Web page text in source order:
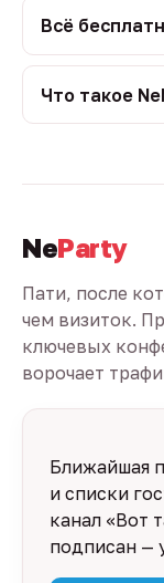
Всё
Что такое
NeParty
Пати, после
чем визиток.
ключевых
ворочает
Ближайшая
и списки
канал «Вот
подписан —